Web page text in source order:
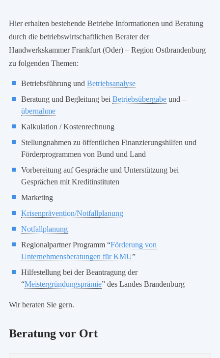
Hier erhalten bestehende Betriebe Informationen und Beratung
durch die betriebswirtschaftlichen Berater der
Handwerkskammer Frankfurt (Oder) – Region Ostbrandenburg
zu folgenden Themen:
Betriebsführung und Betriebsanalyse
Beratung und Begleitung bei Betriebsübergabeund –
übernahme
Kalkulation / Kostenrechnung
Stellungnahmen zu öffentlichen Finanzierungshilfen und
Förderprogrammen von Bund und Land
Vorbereitung auf Gespräche und Unterstützung bei
Gesprächen mit Kreditinstituten
Marketing
Krisenprävention/Notfallplanung
Notfallplanung
Regionalpartner Programm “Förderung von
Unternehmensberatungen für KMU”
Hilfestellung bei der Beantragung der
“Meistergründungsprämie” des Landes Brandenburg
Wir beraten Sie gern.
Beratung vor Ort